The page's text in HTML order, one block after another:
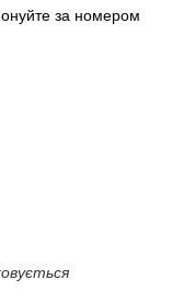
за номером